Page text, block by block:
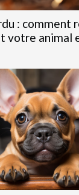
: comment
votre animal